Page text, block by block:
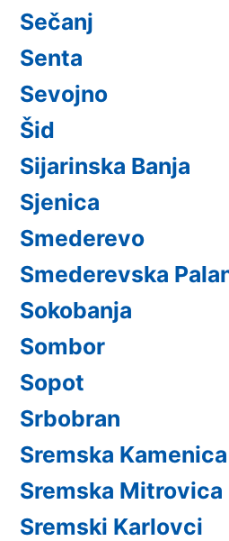
Sečanj
Senta
Sevojno
Šid
Sijarinska Banja
Sjenica
Smederevo
Smederevska
Sokobanja
Sombor
Sopot
Srbobran
Sremska Kamenica
Sremska Mitrovica
Sremski Karlovci